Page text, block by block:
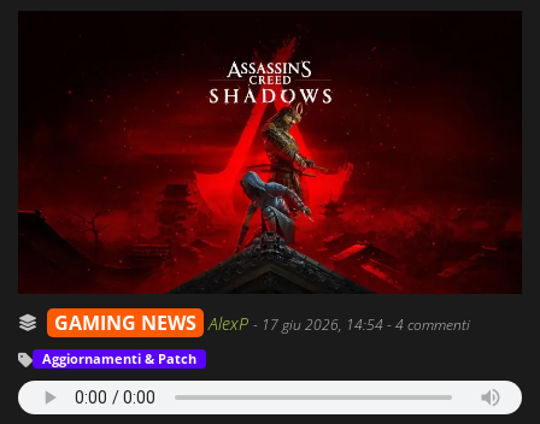
GAMING NEWS AlexP - 17 giu 2026, 14:54- 4 commenti
Aggiornamenti & Patch